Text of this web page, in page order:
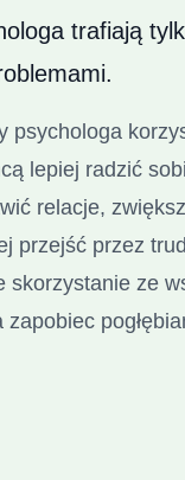
trafiają
psychologa
lepiej radzić
relacje,
przejść przez
skorzystanie ze